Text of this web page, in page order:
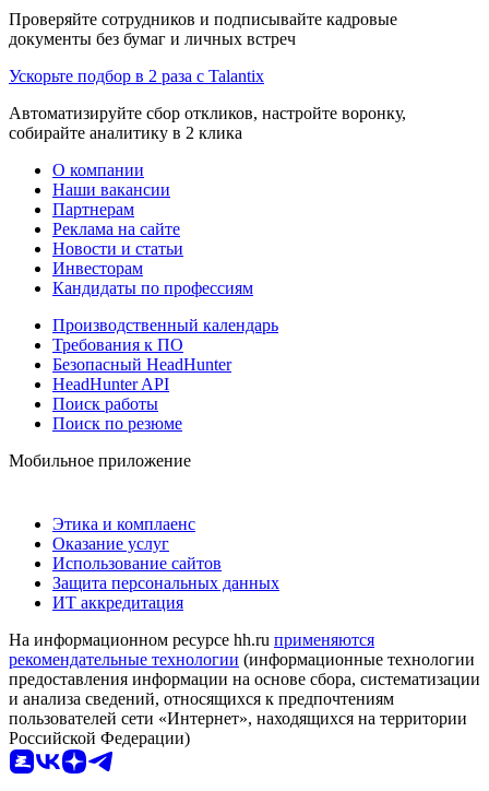
Проверяйте сотрудников и подписывайте кадровые
документы без бумаг и личных встреч
Ускорьте подбор в 2 раза с Talantix
Автоматизируйте сбор откликов, настройте воронку,
собирайте аналитику в 2 клика
О компании
Наши вакансии
Партнерам
Реклама на сайте
Новости и статьи
Инвесторам
Кандидаты по профессиям
Производственный календарь
Требования к ПО
Безопасный HeadHunter
HeadHunter API
Поиск работы
Поиск по резюме
Мобильное приложение
Этика и комплаенс
Оказание услуг
Использование сайтов
Защита персональных данных
ИТ аккредитация
На информационном ресурсе hh.ru применяются
рекомендательные технологии (информационные технологии
предоставления информации на основе сбора, систематизации
и анализа сведений, относящихся к предпочтениям
пользователей сети «Интернет», находящихся на территории
Российской Федерации)